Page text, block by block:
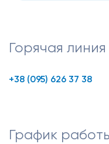
Горячая линия
+38 (095) 626 37 38
График